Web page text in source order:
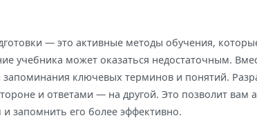
— это активные методы обучения,
учебника может оказаться недостаточным.
ключевых терминов и понятий.
и ответами — на другой. Это позволит вам
запомнить его более эффективно.